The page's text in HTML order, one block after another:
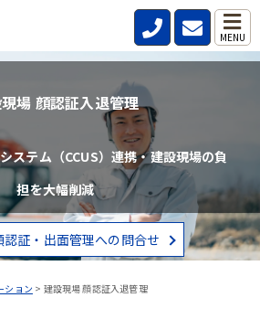
MENU
ション > 建設現場 顔認証入退管理
場 顔認証入退管理
ステム（CCUS）連携・建設現場の負
担を大幅削減
認証・出面管理への問合せ